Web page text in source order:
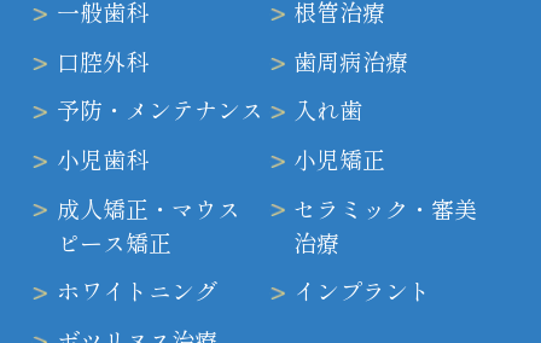
一般歯科
小児矯正
根管治療
成人矯正・マウス
ピース矯正
口腔外科
セラミック・審美
治療
歯周病治療
ホワイトニング
予防・メンテナンス
インプラント
入れ歯
小児歯科